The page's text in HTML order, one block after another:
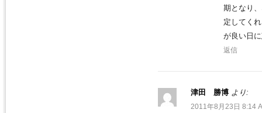
期となり
定してく
が良い日
返信
津田 勝博 より:
2011年8月23日 8:14